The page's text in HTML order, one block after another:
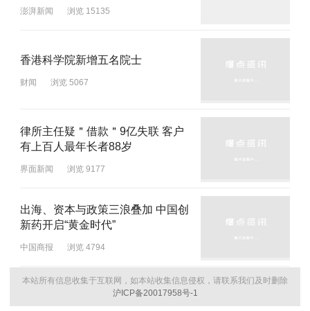
澎湃新闻 浏览 15135
香港科学院新增五名院士
财闻 浏览 5067
律所主任疑＂借款＂9亿失联 客户
有上百人最年长者88岁
界面新闻 浏览 9177
出海、资本与政策三浪叠加 中国创
新药开启“黄金时代”
中国商报 浏览 4794
本站所有信息收集于互联网，如本站收集信息侵权，请联系我们及时删除
沪ICP备20017958号-1